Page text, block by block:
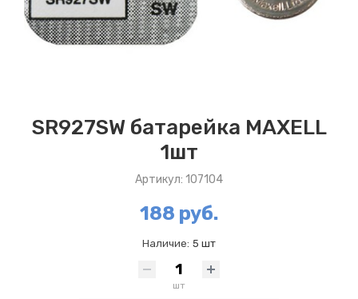
SR927SW батарейка MAXELL
1шт
Артикул: 107104
188 руб.
Наличие: 5 шт
шт